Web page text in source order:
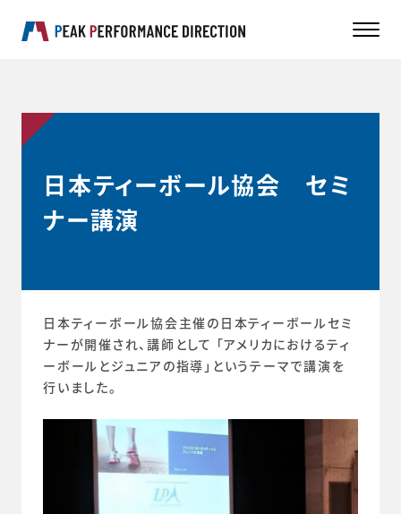
日本ティーボール協会 セミ
ナー講演
日本ティーボール協会主催の日本ティーボールセミ
ナーが開催され、講師として 「アメリカにおけるティ
ーボールとジュニアの指導」というテーマで講演を
行いました。